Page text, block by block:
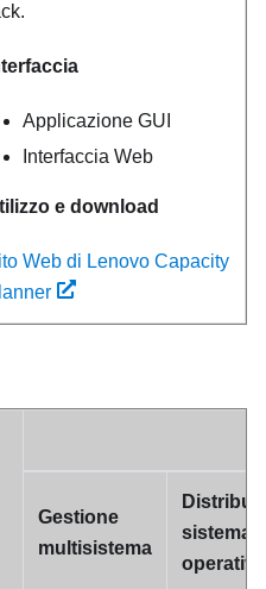
Applicazione GUI
Interfaccia Web
e download
Web di Lenovo Capacity
Gestione
multisistema
sistema
operativo